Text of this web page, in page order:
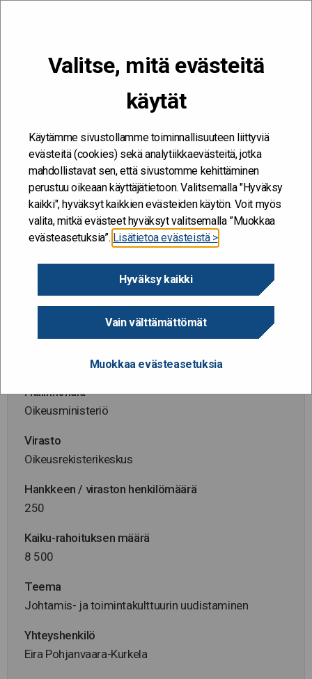
Valitse, mitä evästeitä
käytät
Käytämme sivustollamme toiminnallisuuteen liittyviä
evästeitä (cookies) sekä analytiikkaevästeitä, jotka
mahdollistavat sen, että sivustomme kehittäminen
perustuu oikeaan käyttäjätietoon. Valitsemalla "Hyväksy
kaikki", hyväksyt kaikkien evästeiden käytön. Voit myös
valita, mitkä evästeet hyväksyt valitsemalla ”Muokkaa
evästeasetuksia”. Lisätietoa evästeistä >
Hyväksy kaikki
Vain välttämättömät
Muokkaa evästeasetuksia
Kehitän ja kehityn #töissäSuomelle
Teknologia- ja Turvallisuuspalveluiden
Teknologia- ja
Turvallisuuspalveluiden
valmennusohjelma
29.5.2026
Diaarinumero
Hanke alkaa / päättyy
4.6.2026 - 31.1.2027
Hallinnonala
Oikeusministeriö
Virasto
Oikeusrekisterikeskus
Hankkeen / viraston henkilömäärä
250
Kaiku-rahoituksen määrä
8 500
Teema
Johtamis- ja toimintakulttuurin uudistaminen
Yhteyshenkilö
Eira Pohjanvaara-Kurkela